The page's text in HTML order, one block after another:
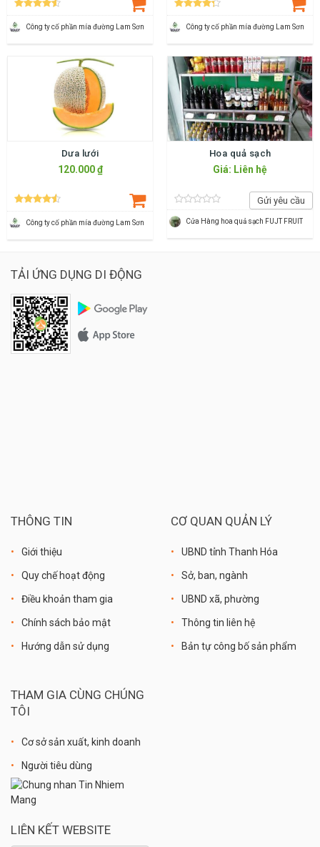
Công ty cố phần mía đường Lam Sơn Công ty cố phần mía đường Lam Sơn
Dưa lưới
120.000 ₫
Công ty cố phần mía đường Lam Sơn
Hoa quả sạch
Giá: Liên hệ
Gửi yêu cầu
Cửa Hàng hoa quả sạch FUJT FRUIT
TẢI ỨNG DỤNG DI ĐỘNG
THÔNG TIN
Giới thiệu
Quy chế hoạt động
Điều khoản tham gia
Chính sách bảo mật
Hướng dẫn sử dụng
CƠ QUAN QUẢN LÝ
UBND tỉnh Thanh Hóa
Sở, ban, ngành
UBND xã, phường
Thông tin liên hệ
Bản tự công bố sản phẩm
THAM GIA CÙNG CHÚNG
TÔI
Cơ sở sản xuất, kinh doanh
Người tiêu dùng
LIÊN KẾT WEBSITE